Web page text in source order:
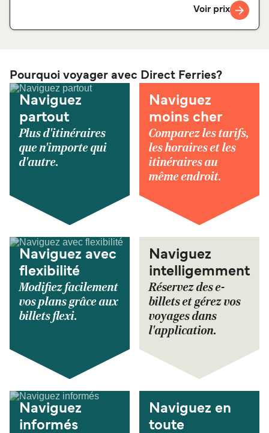
Voir prix
Pourquoi voyager avec Direct Ferries?
Naviguez
partout
Plus d'itinéraires
que n'importe qui
d'autre.
Naviguez
moins cher
Comparez les tarifs,
les horaires et les
itinéraires au
même endroit.
Naviguez avec
flexibilité
Modifiez facilement
vos plans grâce aux
billets flexi.
Naviguez
intelligemment
Réservez des e-
billets et gérez vos
voyages dans
l'application.
Naviguez
informés
Naviguez en
toute